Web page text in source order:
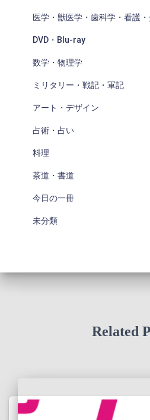
医学・獣医学・歯科学・看護
DVD・Blu-ray
数学・物理学
ミリタリー・戦記・軍記
アート・デザイン
占術・占い
料理
茶道・書道
今日の一冊
未分類
Related